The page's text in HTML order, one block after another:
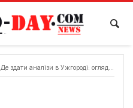
Де здати аналізи в Ужгороді: огляд медичних лабораторій та центрів